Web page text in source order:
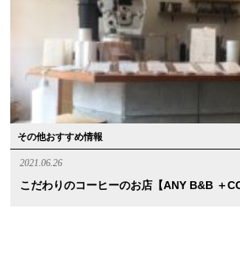
その他おすすめ情報
2021.06.26
こだわりのコーヒーのお店【ANY B&B ＋